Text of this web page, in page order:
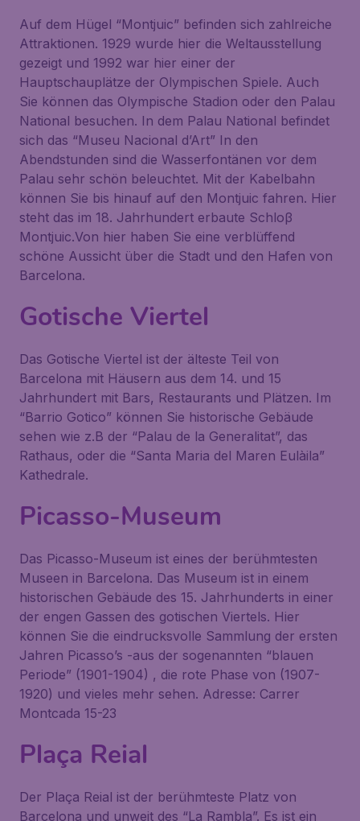
Auf dem Hügel “Montjuic” befinden sich zahlreiche
Attraktionen. 1929 wurde hier die Weltausstellung
gezeigt und 1992 war hier einer der
Hauptschauplätze der Olympischen Spiele. Auch
Sie können das Olympische Stadion oder den Palau
National besuchen. In dem Palau National befindet
sich das “Museu Nacional d’Art” In den
Abendstunden sind die Wasserfontänen vor dem
Palau sehr schön beleuchtet. Mit der Kabelbahn
können Sie bis hinauf auf den Montjuic fahren. Hier
steht das im 18. Jahrhundert erbaute Schloβ
Montjuic.Von hier haben Sie eine verblüffend
schöne Aussicht über die Stadt und den Hafen von
Barcelona.
Gotische Viertel
Das Gotische Viertel ist der älteste Teil von
Barcelona mit Häusern aus dem 14. und 15
Jahrhundert mit Bars, Restaurants und Plätzen. Im
“Barrio Gotico” können Sie historische Gebäude
sehen wie z.B der “Palau de la Generalitat”, das
Rathaus, oder die “Santa Maria del Maren Eulàila”
Kathedrale.
Picasso-Museum
Das Picasso-Museum ist eines der berühmtesten
Museen in Barcelona. Das Museum ist in einem
historischen Gebäude des 15. Jahrhunderts in einer
der engen Gassen des gotischen Viertels. Hier
können Sie die eindrucksvolle Sammlung der ersten
Jahren Picasso’s -aus der sogenannten “blauen
Periode” (1901-1904) , die rote Phase von (1907-
1920) und vieles mehr sehen. Adresse: Carrer
Montcada 15-23
Plaça Reial
Der Plaça Reial ist der berühmteste Platz von
Barcelona und unweit des “La Rambla”. Es ist ein